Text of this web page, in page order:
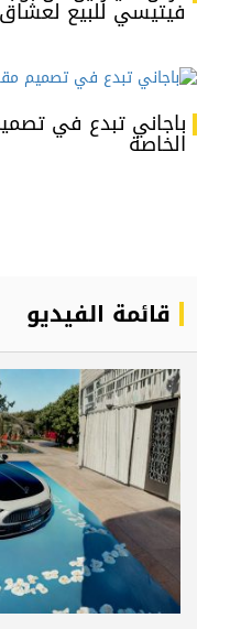
فيتيسي للبيع لعشاق
باجاني تبدع في
الخاصة
قائمة الفيديو